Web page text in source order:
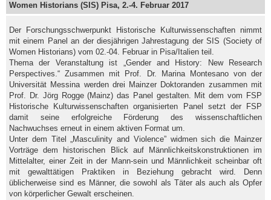
Women Historians (SIS) Pisa, 2.-4. Februar 2017
Der Forschungsschwerpunkt Historische Kulturwissenschaften nimmt
mit einem Panel an der diesjährigen Jahrestagung der SIS (Society of
Women Historians) vom 02.-04. Februar in Pisa/Italien teil.
Thema der Veranstaltung ist „Gender and History: New Research
Perspectives.“ Zusammen mit Prof. Dr. Marina Montesano von der
Universität Messina werden drei Mainzer Doktoranden zusammen mit
Prof. Dr. Jörg Rogge (Mainz) das Panel gestalten. Mit dem vom FSP
Historische Kulturwissenschaften organisierten Panel setzt der FSP
damit seine erfolgreiche Förderung des wissenschaftlichen
Nachwuchses erneut in einem aktiven Format um.
Unter dem Titel „Masculinity and Violence” widmen sich die Mainzer
Vorträge dem historischen Blick auf Männlichkeitskonstruktionen im
Mittelalter, einer Zeit in der Mann-sein und Männlichkeit scheinbar oft
mit gewalttätigen Praktiken in Beziehung gebracht wird. Denn
üblicherweise sind es Männer, die sowohl als Täter als auch als Opfer
von körperlicher Gewalt erscheinen.